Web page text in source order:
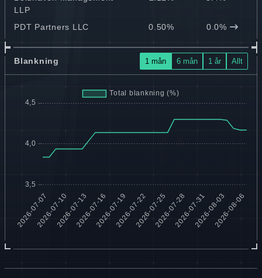
LLP
PDT Partners LLC 0.50% 0.0%
Blankning 1 mån 6 mån 1 år Allt